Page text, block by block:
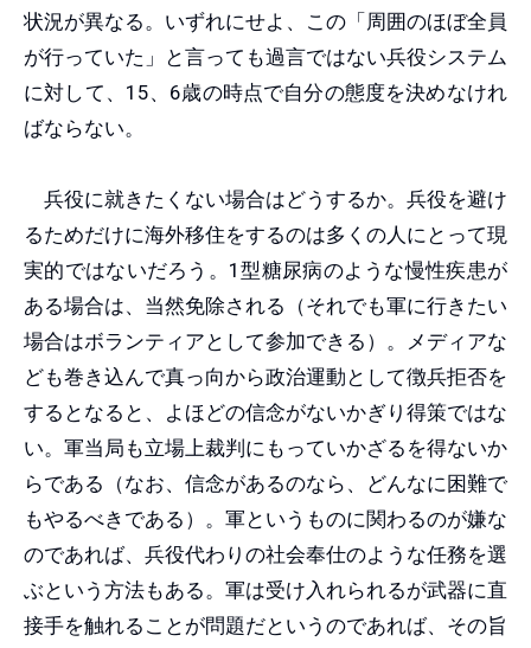
状況が異なる。いずれにせよ、この「周囲のほぼ全員
が行っていた」と言っても過言ではない兵役システム
に対して、15、6歳の時点で自分の態度を決めなけれ
ばならない。
兵役に就きたくない場合はどうするか。兵役を避け
るためだけに海外移住をするのは多くの人にとって現
実的ではないだろう。1型糖尿病のような慢性疾患が
ある場合は、当然免除される（それでも軍に行きたい
場合はボランティアとして参加できる）。メディアな
ども巻き込んで真っ向から政治運動として徴兵拒否を
するとなると、よほどの信念がないかぎり得策ではな
い。軍当局も立場上裁判にもっていかざるを得ないか
らである（なお、信念があるのなら、どんなに困難で
もやるべきである）。軍というものに関わるのが嫌な
のであれば、兵役代わりの社会奉仕のような任務を選
ぶという方法もある。軍は受け入れられるが武器に直
接手を触れることが問題だというのであれば、その旨